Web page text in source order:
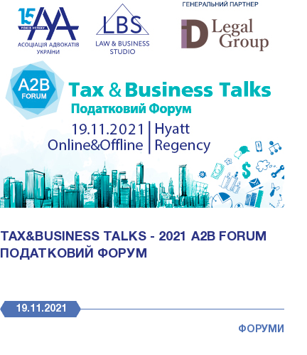
TAX&BUSINESS TALKS - 2021 A2B FORUM
ПОДАТКОВИЙ ФОРУМ
19.11.2021
ФОРУМИ